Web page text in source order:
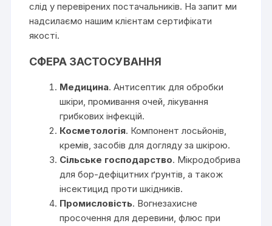
слід у перевірених постачальників. На запит ми
надсилаємо нашим клієнтам сертифікати
якості.
СФЕРА ЗАСТОСУВАННЯ
Медицина. Антисептик для обробки
шкіри, промивання очей, лікування
грибкових інфекцій.
Косметологія. Компонент лосьйонів,
кремів, засобів для догляду за шкірою.
Сільське господарство. Мікродобрива
для бор-дефіцитних ґрунтів, а також
інсектицид проти шкідників.
Промисловість. Вогнезахисне
просочення для деревини, флюс при